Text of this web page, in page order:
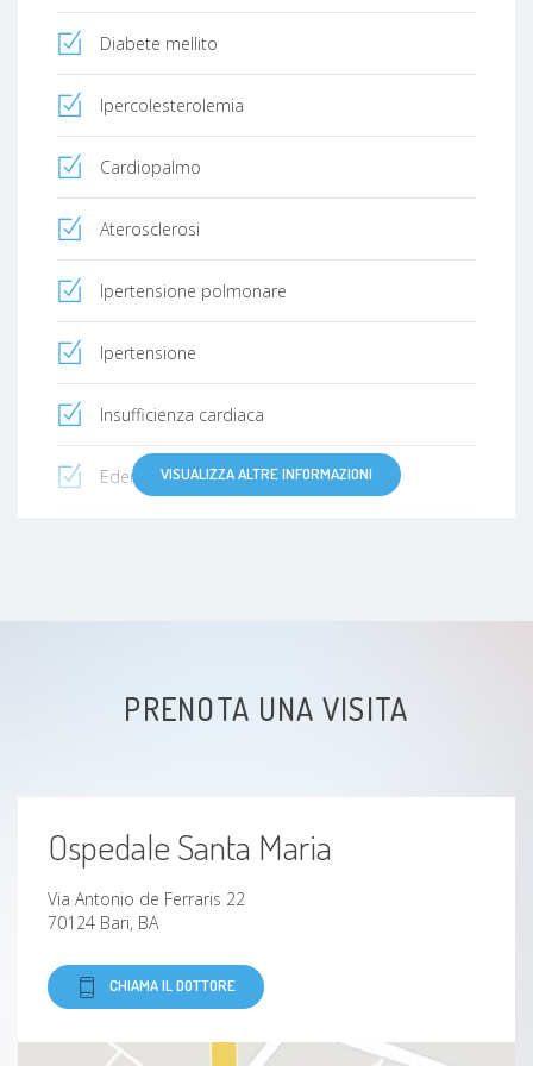
Diabete mellito
Ipercolesterolemia
Cardiopalmo
Aterosclerosi
Ipertensione polmonare
Ipertensione
Insufficienza cardiaca
Edema
Aritmia
Vertigine
Fibrillazione atriale
Arteriosclerosi
VISUALIZZA ALTRE INFORMAZIONI
PRENOTA UNA VISITA
Ospedale Santa Maria
Via Antonio de Ferraris 22
70124 Bari, BA
CHIAMA IL DOTTORE